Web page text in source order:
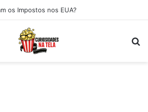
os Impostos nos EUA?